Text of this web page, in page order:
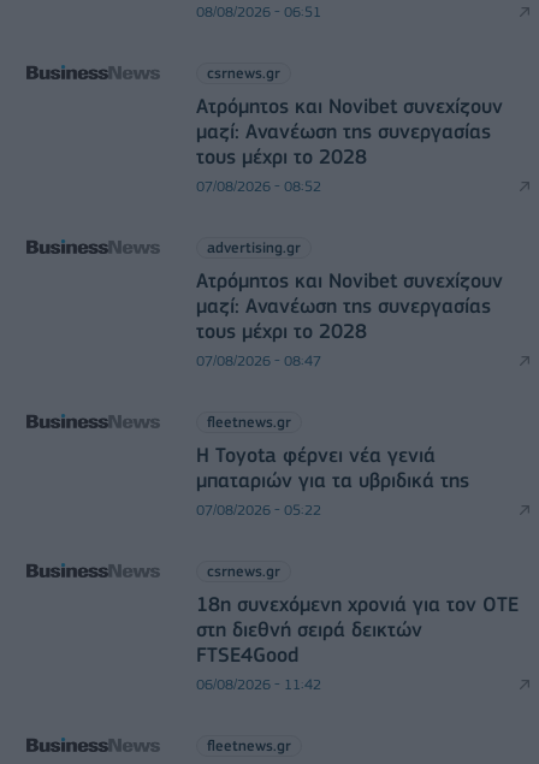
08/08/2026 - 06:51
csrnews.gr
Ατρόμητος και Novibet συνεχίζουν
μαζί: Ανανέωση της συνεργασίας
τους μέχρι το 2028
07/08/2026 - 08:52
advertising.gr
Ατρόμητος και Novibet συνεχίζουν
μαζί: Ανανέωση της συνεργασίας
τους μέχρι το 2028
07/08/2026 - 08:47
fleetnews.gr
Η Toyota φέρνει νέα γενιά
μπαταριών για τα υβριδικά της
07/08/2026 - 05:22
csrnews.gr
18η συνεχόμενη χρονιά για τον ΟΤΕ
στη διεθνή σειρά δεικτών
FTSE4Good
06/08/2026 - 11:42
fleetnews.gr